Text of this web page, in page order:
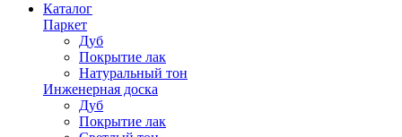
Каталог
Паркет
Дуб
Покрытие лак
Натуральный тон
Инженерная доска
Дуб
Покрытие лак